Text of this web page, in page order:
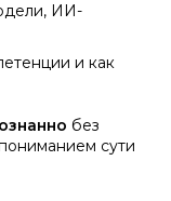
ИИ-
и как
без
сути